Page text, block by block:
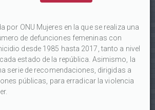
por ONU Mujeres en la que se realiza una
de defunciones femeninas con
desde 1985 hasta 2017, tanto a nivel
estado de la república. Asimismo, la
serie de recomendaciones, dirigidas a
públicas, para erradicar la violencia